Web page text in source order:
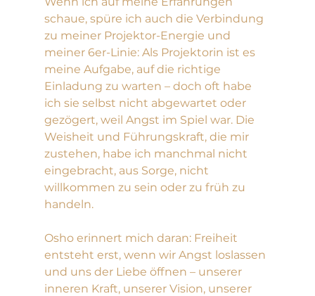
schaue, spüre ich auch die Verbindung
zu meiner Projektor-Energie und
meiner 6er-Linie: Als Projektorin ist es
meine Aufgabe, auf die richtige
Einladung zu warten – doch oft habe
ich sie selbst nicht abgewartet oder
gezögert, weil Angst im Spiel war. Die
Weisheit und Führungskraft, die mir
zustehen, habe ich manchmal nicht
eingebracht, aus Sorge, nicht
willkommen zu sein oder zu früh zu
handeln.
Osho erinnert mich daran: Freiheit
entsteht erst, wenn wir Angst loslassen
und uns der Liebe öffnen – unserer
inneren Kraft, unserer Vision, unserer